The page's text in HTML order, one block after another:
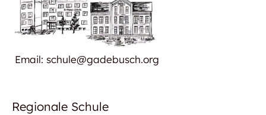
Email: schule@gadebusch.org
Regionale Schule